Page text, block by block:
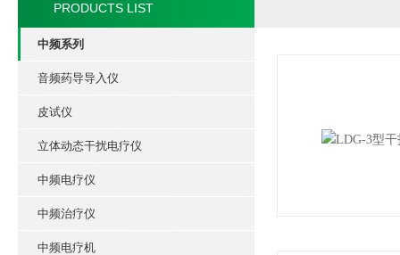
PRODUCTS LIST
中频系列
音频药导导入仪
皮试仪
立体动态干扰电疗仪
中频电疗仪
中频治疗仪
中频电疗机